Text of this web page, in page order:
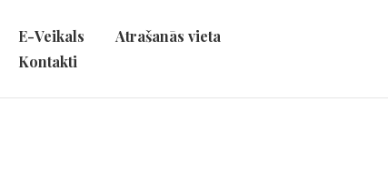
E-Veikals
Atrašanās vieta
Kontakti